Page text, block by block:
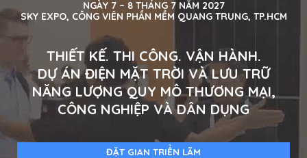
NGÀY 7 – 8 THÁNG 7 NĂM 2027
SKY EXPO, CÔNG VIÊN PHẦN MỀM QUANG TRUNG, TP.HCM
THIẾT KẾ. THI CÔNG. VẬN HÀNH.
DỰ ÁN ĐIỆN MẶT TRỜI VÀ LƯU TRỮ
NĂNG LƯỢNG QUY MÔ THƯƠNG MẠI,
CÔNG NGHIỆP VÀ DÂN DỤNG
ĐẶT GIAN TRIỂN LÃM